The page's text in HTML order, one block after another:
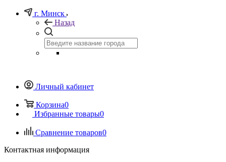
г. Минск
Назад
Личный кабинет
Корзина0
Избранные товары0
Сравнение товаров0
Контактная информация